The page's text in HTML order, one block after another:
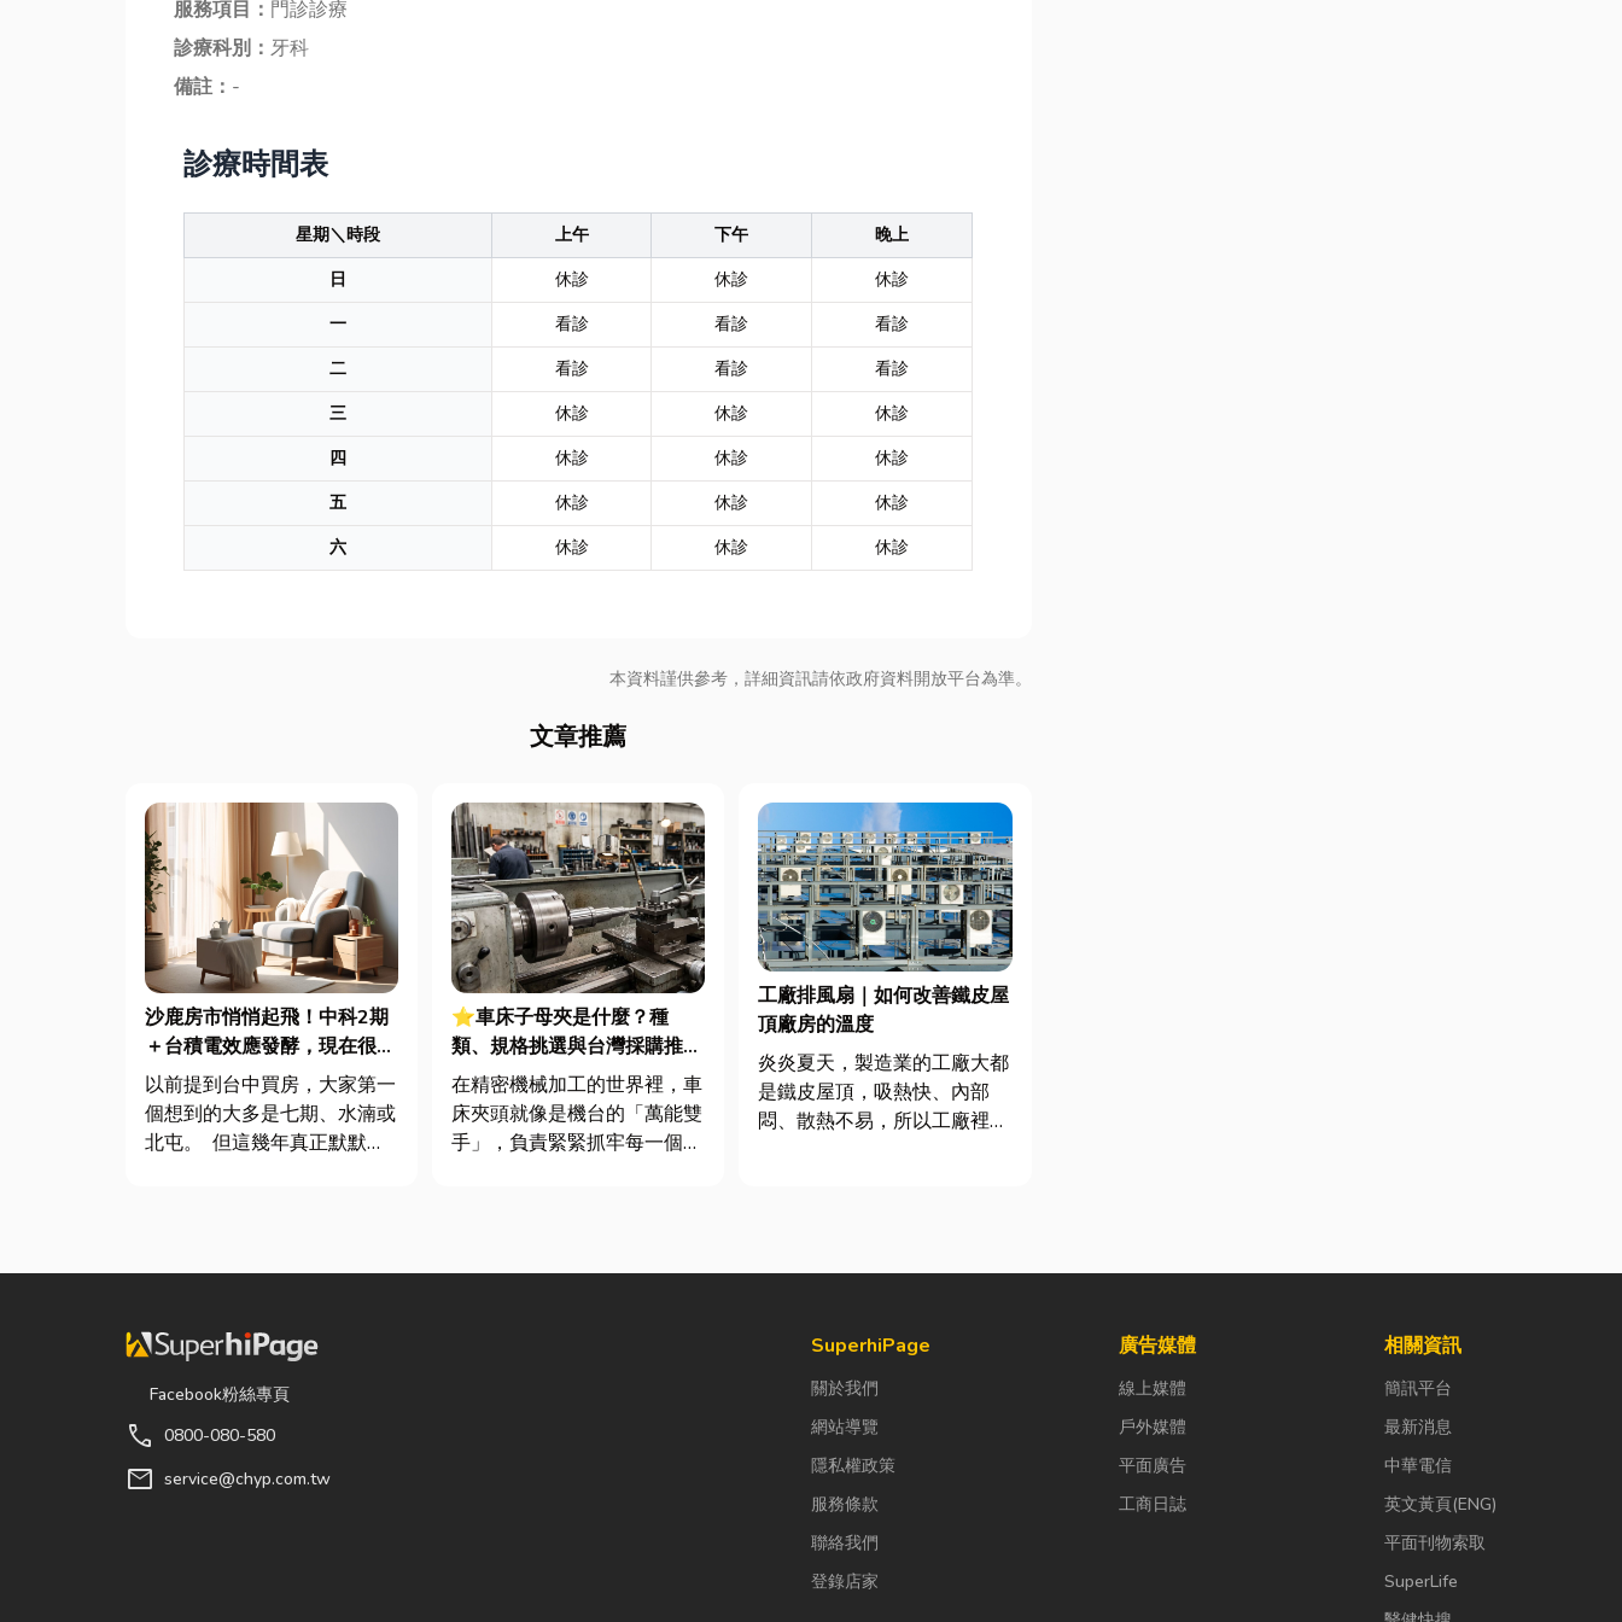
服務項目： 門診診療
診療科別： 牙科
備註： -
診療時間表
星期＼時段 上午 下午
晚上
日
休診 休診
休診
一
看診 看診
看診
二
看診 看診
看診
三
休診 休診
休診
四
休診 休診
休診
五
休診 休診
休診
六
休診 休診 休診
本資料謹供參考，詳細資訊請依政府資料開放平台為準。
文章推薦
沙鹿房市悄悄起飛！中科2期
＋台積電效應發酵，現在很多
人開始看海線
以前提到台中買房，大家第一
個想到的大多是七期、水湳或
北屯。 但這幾年真正默默崛
房...
⭐車床子母夾是什麼？種
類、規格挑選與台灣採購推薦
完整指南
在精密機械加工的世界裡，車
床夾頭就像是機台的「萬能雙
手」，負責緊緊抓牢每一個旋
工廠排風扇｜如何改善鐵皮屋
頂廠房的溫度
炎炎夏天，製造業的工廠大都
是鐵皮屋頂，吸熱快、內部
悶、散熱不易，所以工廠裡的
Facebook粉絲專頁
call 0800-080-580
mail service@chyp.com.tw
SuperhiPage
關於我們
網站導覽
隱私權政策
服務條款
聯絡我們
登錄店家
廣告媒體
線上媒體
戶外媒體
平面廣告
工商日誌
相關資訊
簡訊平台
最新消息
中華電信
英文黃頁(ENG)
平面刊物索取
SuperLife